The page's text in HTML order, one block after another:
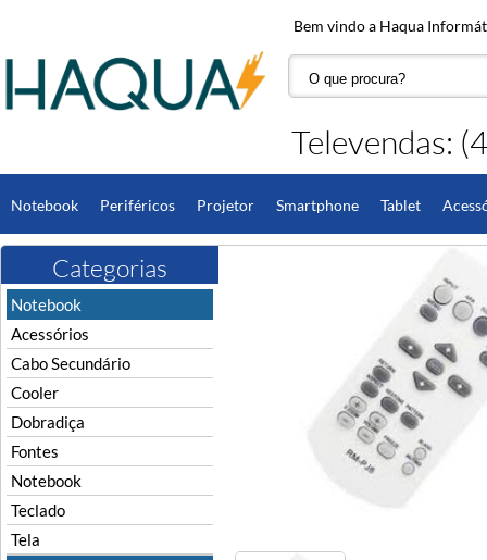
Televendas:
Bem vindo a Haqua
Notebook Periféricos Projetor Smartphone Tablet
Categorias
Notebook
Acessórios
Cabo Secundário
Cooler
Dobradiça
Fontes
Notebook
Teclado
Tela